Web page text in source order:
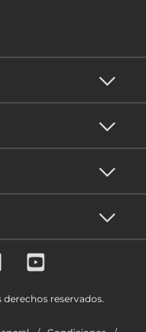
reservados.